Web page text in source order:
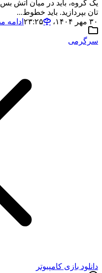
یک گروه، باید در میان آتش
تان بپردازید. باید خطوط...
۳۰ مهر ۱۴۰۴،‏ ۲۳:۲۵
ادامه
سرگرمی
دانلود بازی کامپیوتر